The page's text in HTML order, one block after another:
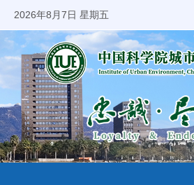
2026年8月7日 星期五